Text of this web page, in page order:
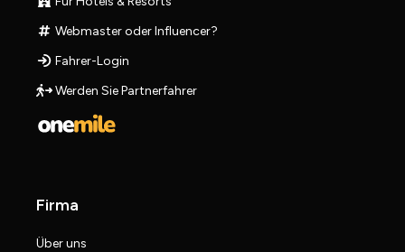
Webmaster oder Influencer?
Fahrer-Login
Werden Sie Partnerfahrer
Firma
Über uns